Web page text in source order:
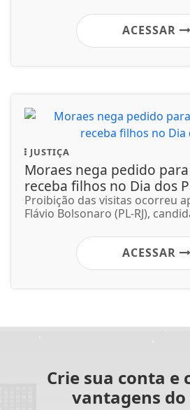
ACESSAR
JUSTIÇA
Moraes nega pedido
receba filhos no Dia dos
Proibição das visitas ocorreu
Flávio Bolsonaro (PL-RJ),
ACESSAR
Crie sua conta e
vantagens